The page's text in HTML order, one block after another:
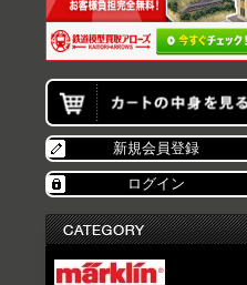
新規会員登録
ログイン